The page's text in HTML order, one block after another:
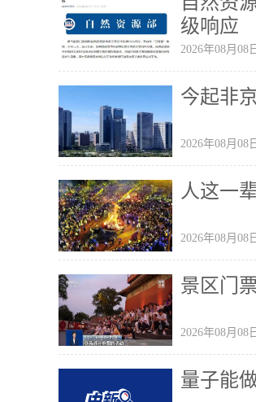
级响应
2026年08月08
今起非
2026年08月08
人这一
2026年08月08
景区门
2026年08月08
量子能